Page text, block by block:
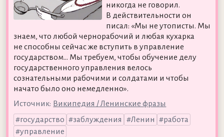
никогда не говорил.
В действительности он
писал: «Мы не утописты. Мы
знаем, что любой чернорабочий и любая кухарка
не способны сейчас же вступить в управление
государством... Мы требуем, чтобы обучение делу
государственного управления велось
сознательными рабочими и солдатами и чтобы
начато было оно немедленно».
Источник: Википедия / Ленинские фразы
государство
заблуждения Ленин
работа
управление